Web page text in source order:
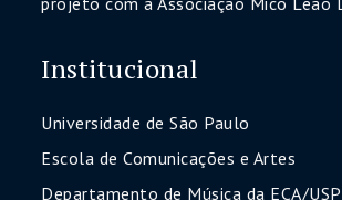
Institucional
Universidade de São Paulo
Escola de Comunicações e Artes
Departamento de Música da ECA/USP